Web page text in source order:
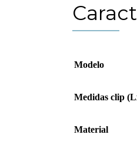
Modelo
Medidas clip
Material